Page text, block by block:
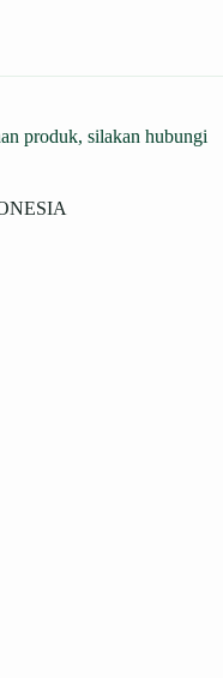
produk, silakan hubungi